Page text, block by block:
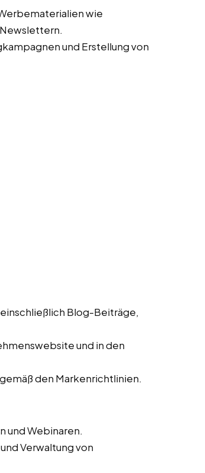
wie
und Erstellung von
Blog-Beiträge,
und in den
den Markenrichtlinien.
und Webinaren.
Verwaltung von